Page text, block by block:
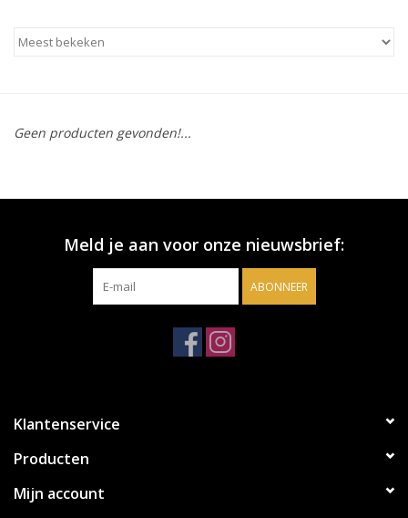
Gedestilleerd
Accessoires
Relatiegeschenken
Geen producten gevonden!...
Meld je aan voor onze nieuwsbrief:
ABONNEER
Klantenservice
Producten
Mijn account